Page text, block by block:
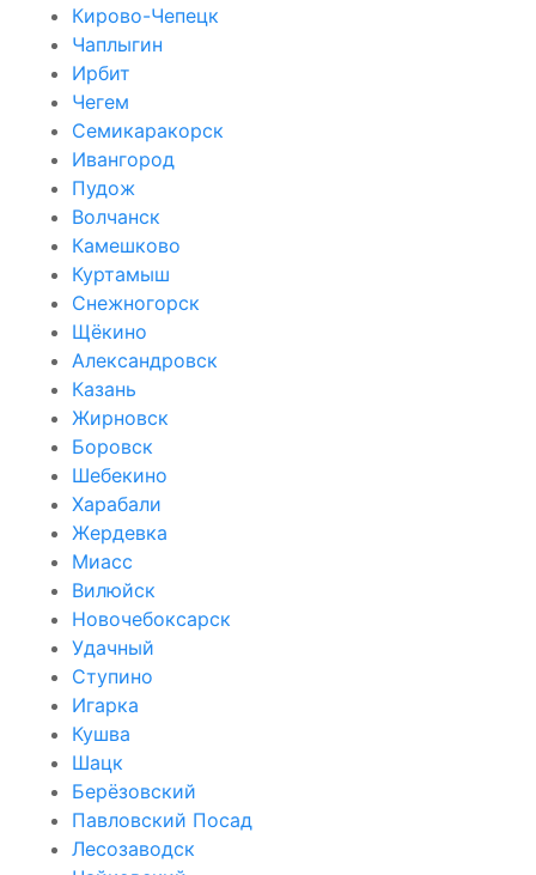
Кирово-Чепецк
Чаплыгин
Ирбит
Чегем
Семикаракорск
Ивангород
Пудож
Волчанск
Камешково
Куртамыш
Снежногорск
Щёкино
Александровск
Казань
Жирновск
Боровск
Шебекино
Харабали
Жердевка
Миасс
Вилюйск
Новочебоксарск
Удачный
Ступино
Игарка
Кушва
Шацк
Берёзовский
Павловский Посад
Лесозаводск